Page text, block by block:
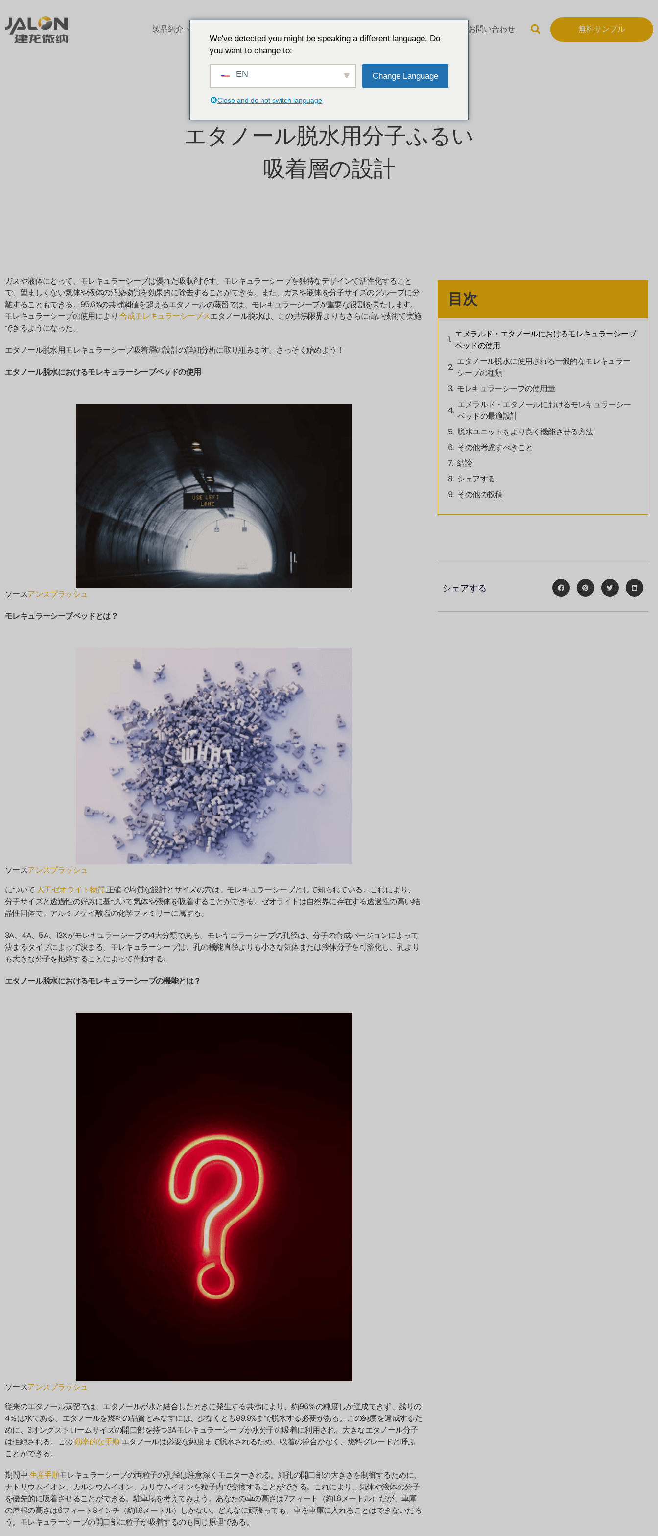
製品紹介 お問い合わせ 無料サンプル
エタノール脱水用分子ふるい
吸着層の設計
ガスや液体にとって、モレキュラーシーブは優れた吸収剤です。モレキュラーシーブを独特なデザインで活性化すること
で、望ましくない気体や液体の汚染物質を効果的に除去することができる。また、ガスや液体を分子サイズのグループに分
離することもできる。95.6%の共沸閾値を超えるエタノールの蒸留では、モレキュラーシーブが重要な役割を果たします。
モレキュラーシーブの使用により合成モレキュラーシーブスエタノール脱水は、この共沸限界よりもさらに高い技術で実施
できるようになった。
エタノール脱水用モレキュラーシーブ吸着層の設計の詳細分析に取り組みます。さっそく始めよう！
エタノール脱水におけるモレキュラーシーブベッドの使用
ソースアンスプラッシュ
モレキュラーシーブベッドとは？
ソースアンスプラッシュ
について 人工ゼオライト物質正確で均質な設計とサイズの穴は、モレキュラーシーブとして知られている。これにより、
分子サイズと透過性の好みに基づいて気体や液体を吸着することができる。ゼオライトは自然界に存在する透過性の高い結
晶性固体で、アルミノケイ酸塩の化学ファミリーに属する。
3A、4A、5A、13Xがモレキュラーシーブの4大分類である。モレキュラーシーブの孔径は、分子の合成バージョンによって
決まるタイプによって決まる。モレキュラーシーブは、孔の機能直径よりも小さな気体または液体分子を可溶化し、孔より
も大きな分子を拒絶することによって作動する。
エタノール脱水におけるモレキュラーシーブの機能とは？
ソースアンスプラッシュ
従来のエタノール蒸留では、エタノールが水と結合したときに発生する共沸により、約96％の純度しか達成できず、残りの
4％は水である。エタノールを燃料の品質とみなすには、少なくとも99.9%まで脱水する必要がある。この純度を達成するた
めに、3オングストロームサイズの開口部を持つ3Aモレキュラーシーブが水分子の吸着に利用され、大きなエタノール分子
は拒絶される。この効率的な手順エタノールは必要な純度まで脱水されるため、収着の競合がなく、燃料グレードと呼ぶ
ことができる。
期間中 生産手順モレキュラーシーブの両粒子の孔径は注意深くモニターされる。細孔の開口部の大きさを制御するために、
ナトリウムイオン、カルシウムイオン、カリウムイオンを粒子内で交換することができる。これにより、気体や液体の分子
を優先的に吸着させることができる。駐車場を考えてみよう。あなたの車の高さは7フィート（約1.6メートル）だが、車庫
の屋根の高さは6フィート8インチ（約1.6メートル）しかない。どんなに頑張っても、車を車庫に入れることはできないだろ
う。モレキュラーシーブの開口部に粒子が吸着するのも同じ原理である。
目次
エメラルド・エタノールにおけるモレキュラーシーブ
ベッドの使用
エタノール脱水に使用される一般的なモレキュラー
シーブの種類
モレキュラーシーブの使用量
エメラルド・エタノールにおけるモレキュラーシー
ベッドの最適設計
脱水ユニットをより良く機能させる方法
その他考慮すべきこと
結論
シェアする
その他の投稿
シェアする
We've detected you might be speaking a different language. Do
you want to change to:
EN Change Language
Close and do not switch language